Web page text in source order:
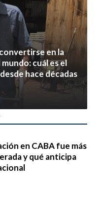
en la
cuál es el
hace décadas
en CABA fue más
y qué anticipa